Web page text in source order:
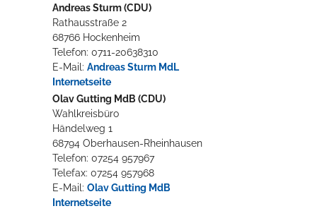
Andreas Sturm (CDU)
Rathausstraße 2
68766 Hockenheim
Telefon: 0711-20638310
E-Mail: Andreas Sturm MdL
Internetseite
Olav Gutting MdB (CDU)
Wahlkreisbüro
Händelweg 1
68794 Oberhausen-Rheinhausen
Telefon: 07254 957967
Telefax: 07254 957968
E-Mail: Olav Gutting MdB
Internetseite